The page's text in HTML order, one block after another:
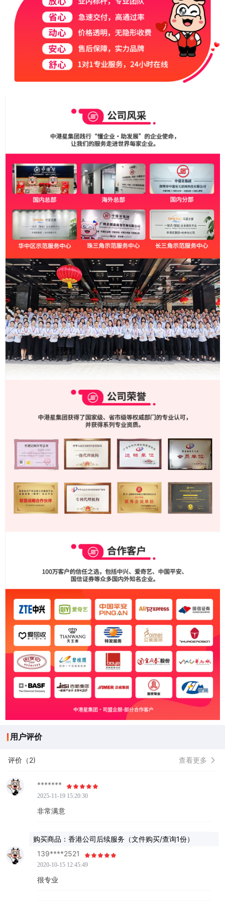
用户评价
评价（2) 查看更多
*******
2025-11-19 15:20:30
非常满意
购买商品：香港公司后续服务（文件购买/查询1份）
139****2521
2020-10-15 12:45:49
很专业